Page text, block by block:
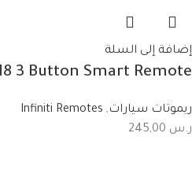
إضافة إلى السلة
3 Button Smart Remote
ريموتات سيارات,
Infiniti Remotes
ر.س